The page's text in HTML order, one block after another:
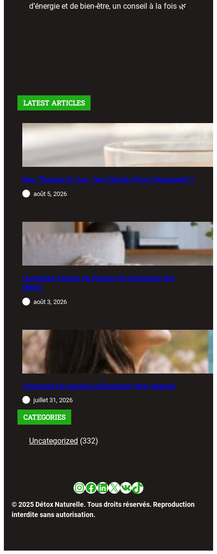
d’énergie et de bien-être, un conseil à la fois 🌿
LATEST ARTICLES
Eau, Tisanes Ou Jus : Que Choisir Pour L’Immunité ?
août 5, 2026
Comment Ajuster Sa Posture En Soulevant Des
Objets
août 3, 2026
Comment les saisons influencent votre énergie
juillet 31, 2026
CATEGORIES
Uncategorized (332)
Instagram
Facebook
LinkedIn
X VKTikTok
© 2025 Détox Naturelle. Tous droits réservés. Reproduction
interdite sans autorisation.